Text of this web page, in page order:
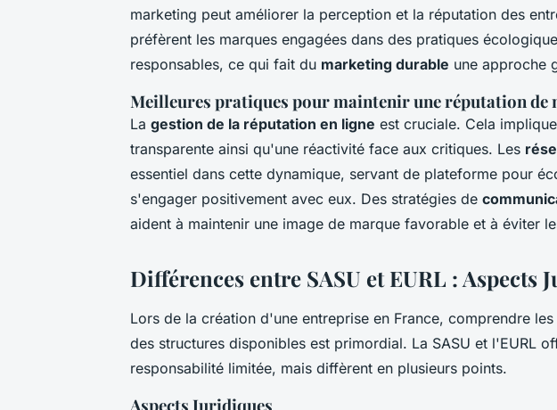
marketing peut améliorer la perception et la réputation des
préfèrent les marques engagées dans des pratiques
responsables, ce qui fait du marketing durable une approche
Meilleures pratiques pour maintenir une réputation de
La gestion de la réputation en ligne est cruciale. Cela
transparente ainsi qu'une réactivité face aux critiques. Les
essentiel dans cette dynamique, servant de plateforme pour
s'engager positivement avec eux. Des stratégies de
aident à maintenir une image de marque favorable et à éviter
Différences entre SASU et EURL : Aspects
Lors de la création d'une entreprise en France, comprendre les
des structures disponibles est primordial. La SASU et l'EURL
responsabilité limitée, mais diffèrent en plusieurs points.
Aspects Juridiques